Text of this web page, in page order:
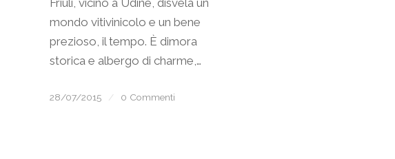
Friuli, vicino a Udine, disvela un
mondo vitivinicolo e un bene
prezioso, il tempo. È dimora
storica e albergo di charme,…
28/07/2015 / 0 Commenti